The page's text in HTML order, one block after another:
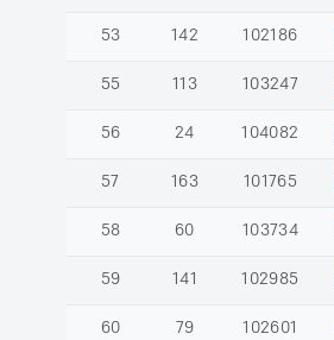
53 142 102186
55 113 103247
56 24 104082
57 163 101765
58 60 103734
59 141 102985
60 79 102601